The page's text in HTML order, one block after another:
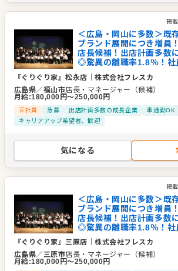
掲
＜広島・岡山に多数＞既
ブランド展開につき増員
店長候補！出店計画多数
◎驚異の離職率1.8％！社
『ぐりぐり家』松永店 ｜株式会社フレスカ
広島県／福山市店長・マネージャー（候補）
月給:180,000 円〜250,000円
正社員 急募 出店計画多数の成長企業
車通勤OK
キャリアアップ希望者、歓迎
気になる
掲
＜広島・岡山に多数＞既
ブランド展開につき増員
店長候補！出店計画多数
◎驚異の離職率1.8％！社
『ぐりぐり家』三原店 ｜株式会社フレスカ
広島県／三原市店長・マネージャー（候補）
月給:180,000 円〜250,000円